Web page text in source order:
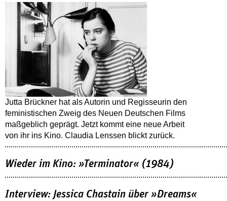
Jutta Brückner hat als Autorin und Regisseurin den
feministischen Zweig des Neuen Deutschen Films
maßgeblich geprägt. Jetzt kommt eine neue Arbeit
von ihr ins Kino. Claudia Lenssen blickt zurück.
Wieder im Kino: »Terminator« (1984)
Interview: Jessica Chastain über »Dreams«